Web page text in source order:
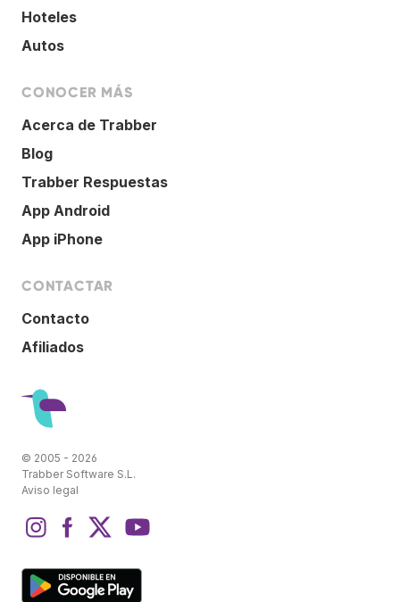
Hoteles
Autos
CONOCER MÁS
Acerca de Trabber
Blog
Trabber Respuestas
App Android
App iPhone
CONTACTAR
Contacto
Afiliados
© 2005 - 2026
Trabber Software S.L.
Aviso legal